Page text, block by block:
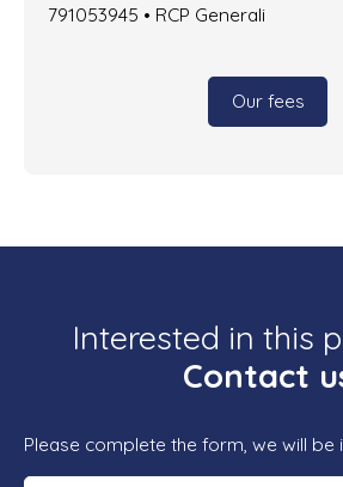
791053945 • RCP Generali
Our fees
Interested in this
Contact
Please complete the form, we will be